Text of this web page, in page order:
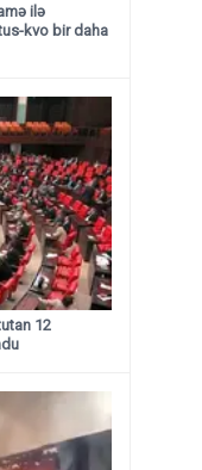
ilə
kvo bir daha
12